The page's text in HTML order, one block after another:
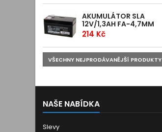
AKUMULÁTOR SLA
12V/1,3AH FA-4,7MM
214 Kč
VŠECHNY NEJPRODÁVANĚJŠÍ PRODUKTY
NAŠE NABÍDKA
Slevy